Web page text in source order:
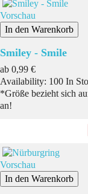
Vorschau
In den Warenkorb
Smiley - Smile
ab Preis
0,99 €
Availability: 100 In
*Größe bezieht sich
an!
Vorschau
In den Warenkorb